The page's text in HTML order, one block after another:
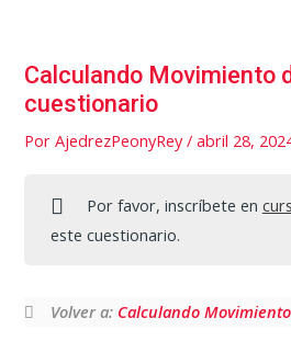
Calculando Movimiento
cuestionario
PorAjedrezPeonyRey/abril 28,
Por favor, inscríbete en
este cuestionario.
Volver a: Calculando